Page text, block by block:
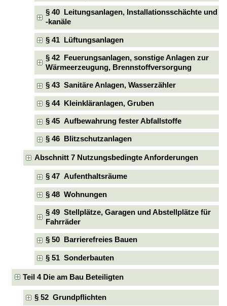
§ 40 Leitungsanlagen, Installationsschächte und
-kanäle
§ 41 Lüftungsanlagen
§ 42 Feuerungsanlagen, sonstige Anlagen zur
Wärmeerzeugung, Brennstoffversorgung
§ 43 Sanitäre Anlagen, Wasserzähler
§ 44 Kleinkläranlagen, Gruben
§ 45 Aufbewahrung fester Abfallstoffe
§ 46 Blitzschutzanlagen
Abschnitt 7 Nutzungsbedingte Anforderungen
§ 47 Aufenthaltsräume
§ 48 Wohnungen
§ 49 Stellplätze, Garagen und Abstellplätze für
Fahrräder
§ 50 Barrierefreies Bauen
§ 51 Sonderbauten
Teil 4 Die am Bau Beteiligten
§ 52 Grundpflichten